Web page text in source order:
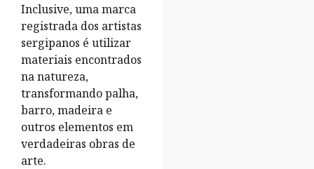
Inclusive, uma marca
registrada dos artistas
sergipanos é utilizar
materiais encontrados
na natureza,
transformando palha,
barro, madeira e
outros elementos em
verdadeiras obras de
arte.